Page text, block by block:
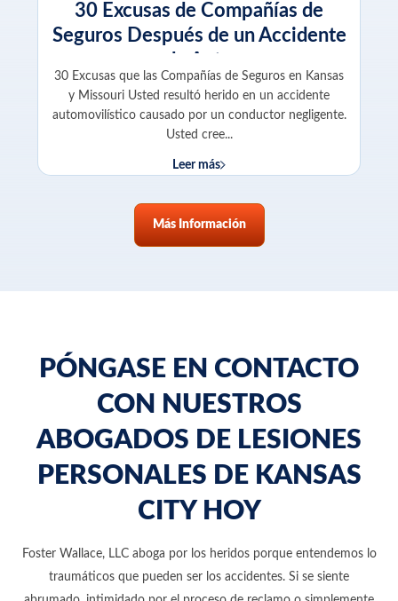
30 Excusas de Compañías de
Seguros Después de un Accidente
30 Excusas que las Compañías de Seguros en Kansas
y Missouri Usted resultó herido en un accidente
automovilístico causado por un conductor negligente.
Usted cree...
Leer más
Más Información
PÓNGASE EN CONTACTO
CON NUESTROS
ABOGADOS DE LESIONES
PERSONALES DE KANSAS
CITY HOY
Foster Wallace, LLC aboga por los heridos porque entendemos lo
traumáticos que pueden ser los accidentes. Si se siente